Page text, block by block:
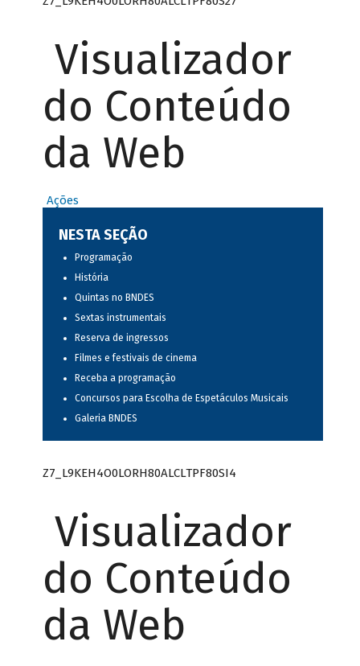
Visualizador
do Conteúdo
da Web
Ações
NESTA SEÇÃO
Programação
História
Quintas no BNDES
Sextas instrumentais
Reserva de ingressos
Filmes e festivais de cinema
Receba a programação
Concursos para Escolha de Espetáculos Musicais
Galeria BNDES
Z7_L9KEH4O0LORH80ALCLTPF80SI4
Visualizador
do Conteúdo
da Web